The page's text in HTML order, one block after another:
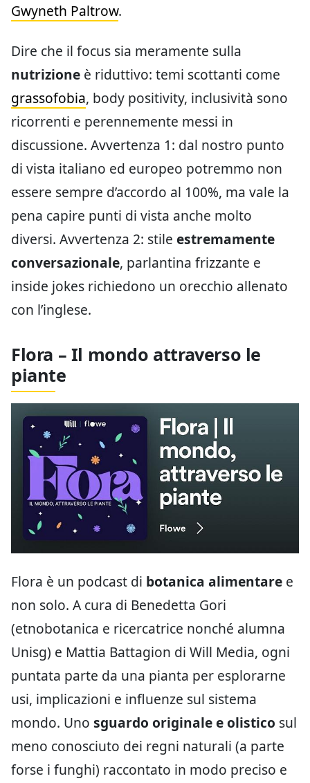
Gwyneth Paltrow.
Dire che il focus sia meramente sulla
nutrizione è riduttivo: temi scottanti come
grassofobia, body positivity, inclusività sono
ricorrenti e perennemente messi in
discussione. Avvertenza 1: dal nostro punto
di vista italiano ed europeo potremmo non
essere sempre d’accordo al 100%, ma vale la
pena capire punti di vista anche molto
diversi. Avvertenza 2: stile estremamente
conversazionale, parlantina frizzante e
inside jokes richiedono un orecchio allenato
con l’inglese.
Flora – Il mondo attraverso le
piante
Flora è un podcast di botanica alimentare e
non solo. A cura di Benedetta Gori
(etnobotanica e ricercatrice nonché alumna
Unisg) e Mattia Battagion di Will Media, ogni
puntata parte da una pianta per esplorarne
usi, implicazioni e influenze sul sistema
mondo. Uno sguardo originale e olistico sul
meno conosciuto dei regni naturali (a parte
forse i funghi) raccontato in modo preciso e